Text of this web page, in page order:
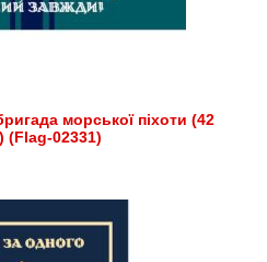
морської піхоти (42
02331)